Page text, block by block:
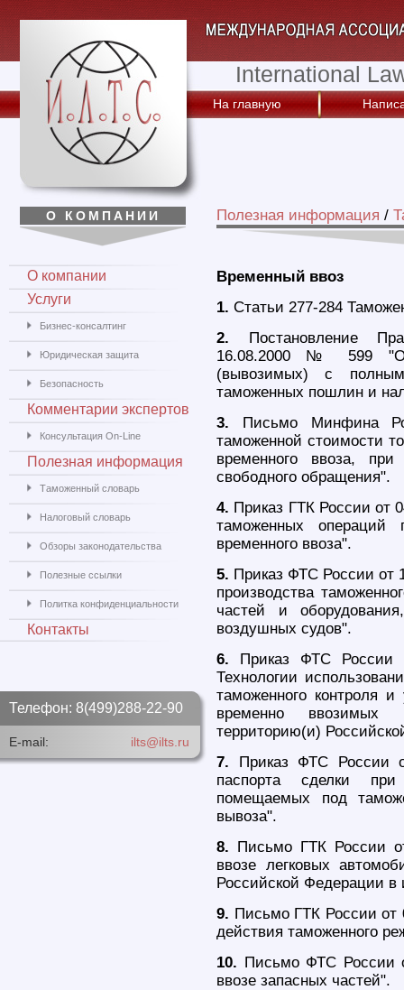
International
На главную
Полезная информация /
Временный ввоз
1. Статьи 277-284
2. Постановление
16.08.2000 № 599 "О
(вывозимых) с
таможенных пошлин и
3. Письмо Минфина
таможенной стоимости
временного ввоза,
свободного обращения".
4. Приказ ГТК России от
таможенных операций
временного ввоза".
5. Приказ ФТС России от
производства
частей и
воздушных судов".
6. Приказ ФТС России
Технологии
таможенного контроля
временно
территорию(и)
7. Приказ ФТС России
паспорта сделки при
помещаемых под
вывоза".
8. Письмо ГТК России
ввозе легковых
Российской Федерации в
9. Письмо ГТК России от
действия таможенного
10. Письмо ФТС России
ввозе запасных частей".
О КОМПАНИИ
О компании
Услуги
Бизнес-консалтинг
Юридическая защита
Безопасность
Комментарии экспертов
Консультация On-Line
Полезная информация
Таможенный словарь
Налоговый словарь
Обзоры законодательства
Полезные ссылки
Политка конфиденциальности
Контакты
Телефон: 8(499)288-22-90
E-mail: ilts@ilts.ru